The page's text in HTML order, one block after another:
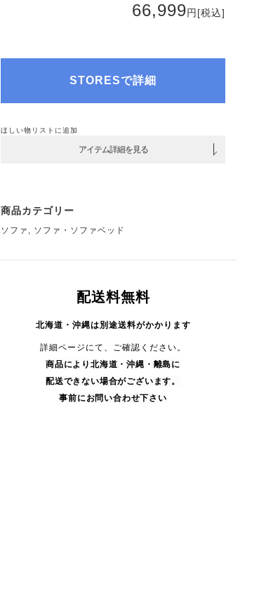
66,999円 [税込]
STORESで詳細
ほしい物リストに追加
アイテム詳細を見る
商品カテゴリー
ソファ , ソファ・ソファベッド
配送料無料
北海道・沖縄は別途送料がかかります
詳細ページにて、ご確認ください。
商品により 北海道・沖縄・ 離島に
配送できない場合がございます。
事前にお問い合わせ下さい